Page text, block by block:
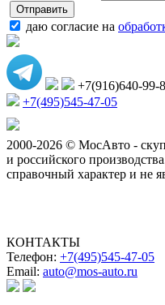
даю согласие на
+7(916)640-99-
+7(495)545-47-05
2000-2026 © МосАвто -
и российского
справочный характер и не
КОНТАКТЫ
Телефон: +7(495)545-47-05
Email: auto@mos-auto.ru